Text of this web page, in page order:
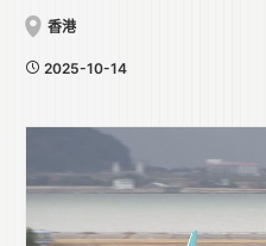
香港
2025-10-14